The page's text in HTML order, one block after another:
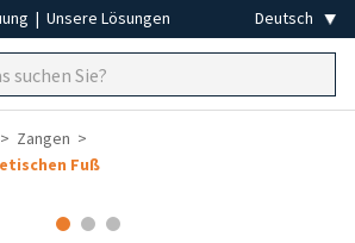
| Unsere Lösungen
Zangen
Fuß